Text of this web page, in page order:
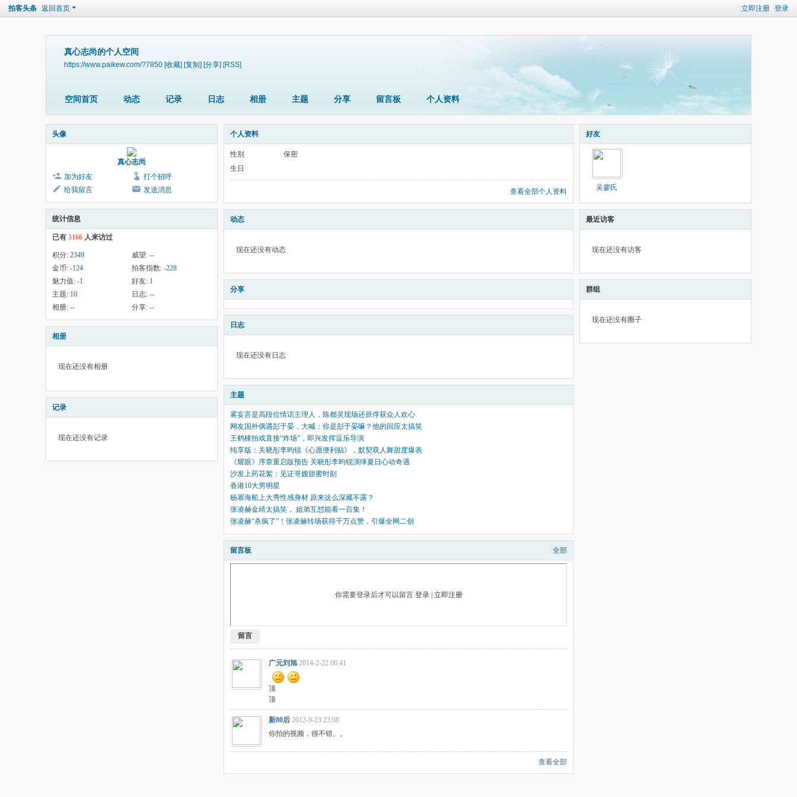
立即注册 登录
拍客头条 返回首页
真心志尚的个人空间
https://www.paikew.com/?7850 [收藏] [复制] [分享] [RSS]
空间首页 动态 记录 日志 相册 主题 分享 留言板 个人资料
头像
真心志尚
加为好友
打个招呼
给我留言
发送消息
统计信息
已有 3166 人来访过
积分: 2349 威望: --
金币: -124 拍客指数: -228
魅力值: -1 好友: 1
主题: 10 日志: --
相册: -- 分享: --
相册
现在还没有相册
记录
现在还没有记录
个人资料
性别
保密
生日
查看全部个人资料
动态
现在还没有动态
分享
日志
现在还没有日志
主题
雾妄言是高段位情话主理人，陈都灵现场还原俘获众人欢心
网友国外偶遇彭于晏，大喊：你是彭于晏嘛？他的回应太搞笑
王鹤棣拍戏直接“炸场”，即兴发挥逗乐导演
纯享版：关晓彤李昀锐《心愿便利贴》，默契双人舞甜度爆表
《耀眼》序章重启版预告 关晓彤李昀锐演绎夏日心动奇遇
沙发上药花絮：见证哥嫂甜蜜时刻
香港10大男明星
杨幂海船上大秀性感身材 原来这么深藏不露？
张凌赫金靖太搞笑， 姐弟互怼能看一百集！
张凌赫“杀疯了”！张凌赫转场获得千万点赞，引爆全网二创
留言板 全部
你需要登录后才可以留言 登录| 立即注册
留言
广元刘旭 2014-2-22 06:41
顶
顶
新80后 2012-9-23 23:08
你拍的视频，很不错。。
查看全部
好友
吴廖氏
最近访客
现在还没有访客
群组
现在还没有圈子